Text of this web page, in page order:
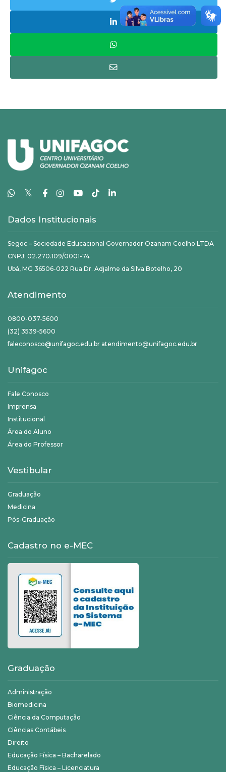
𝕏
Dados Institucionais
Segoc – Sociedade Educacional Governador Ozanam Coelho LTDA
CNPJ: 02.270.109/0001-74
Ubá, MG 36506-022 Rua Dr. Adjalme da Silva Botelho, 20
Atendimento
0800-037-5600
(32) 3539-5600
faleconosco@unifagoc.edu.br atendimento@unifagoc.edu.br
Unifagoc
Fale Conosco
Imprensa
Institucional
Área do Aluno
Área do Professor
Vestibular
Graduação
Medicina
Pós-Graduação
Cadastro no e-MEC
Graduação
Administração
Biomedicina
Ciência da Computação
Ciências Contábeis
Direito
Educação Física – Bacharelado
Educação Física – Licenciatura